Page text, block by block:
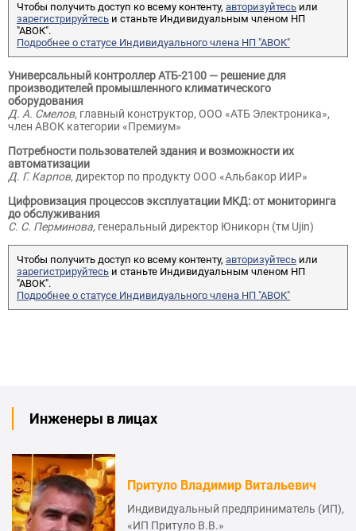
Чтобы получить доступ ко всему контенту, авторизуйтесь или
зарегистрируйтесь и станьте Индивидуальным членом НП
"АВОК".
Подробнее о статусе Индивидуального члена НП "АВОК"
Универсальный контроллер АТБ-2100 — решение для
производителей промышленного климатического
оборудования
Д. А. Смелов, главный конструктор, ООО «АТБ Электроника»,
член АВОК категории «Премиум»
Потребности пользователей здания и возможности их
автоматизации
Д. Г. Карпов, директор по продукту ООО «Альбакор ИИР»
Цифровизация процессов эксплуатации МКД: от мониторинга
до обслуживания
С. С. Перминова, генеральный директор Юникорн (тм Ujin)
Чтобы получить доступ ко всему контенту, авторизуйтесь или
зарегистрируйтесь и станьте Индивидуальным членом НП
"АВОК".
Подробнее о статусе Индивидуального члена НП "АВОК"
Инженеры в лицах
Притуло Владимир Витальевич
Индивидуальный предприниматель (ИП),
«ИП Притуло В.В.»